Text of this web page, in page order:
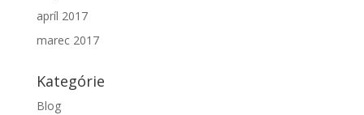
apríl 2017
marec 2017
Kategórie
Blog